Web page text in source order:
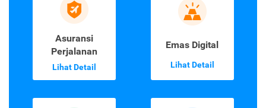
Asuransi
Perjalanan
Lihat Detail
Emas Digital
Lihat Detail